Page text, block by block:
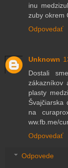
inu
zuby okrem
Odpovedať
Unknown
Dostali
zákazníkov
plasty
Švajčiarska
na
ww.fb.me/
Odpovedať
Odpovede